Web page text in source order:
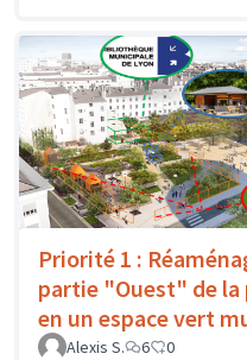
Priorité 1 :
partie "Ouest" de la
en un espace vert
Alexis S. 6 0